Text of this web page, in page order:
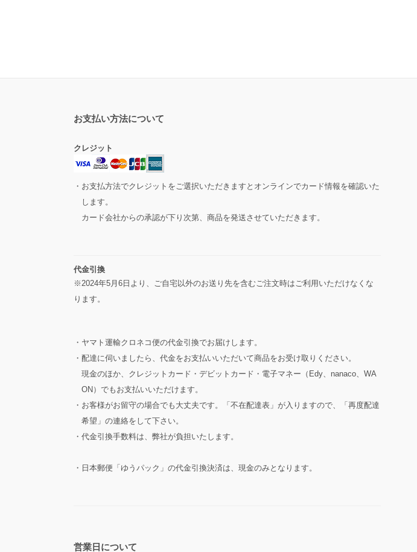
お支払い方法について
クレジット
・お支払方法でクレジットをご選択いただきますとオンラインでカード情報を確認いた
します。
カード会社からの承認が下り次第、商品を発送させていただきます。
代金引換
※2024年5月6日より、ご自宅以外のお送り先を含むご注文時はご利用いただけなくな
ります。
・ヤマト運輸クロネコ便の代金引換でお届けします。
・配達に伺いましたら、代金をお支払いいただいて商品をお受け取りください。
現金のほか、クレジットカード・デビットカード・電子マネー（Edy、nanaco、WA
ON）でもお支払いいただけます。
・お客様がお留守の場合でも大丈夫です。「不在配達表」が入りますので、「再度配達
希望」の連絡をして下さい。
・代金引換手数料は、弊社が負担いたします。
・日本郵便「ゆうパック」の代金引換決済は、現金のみとなります。
営業日について